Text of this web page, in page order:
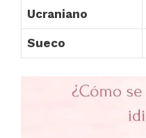
Ucraniano
Sueco